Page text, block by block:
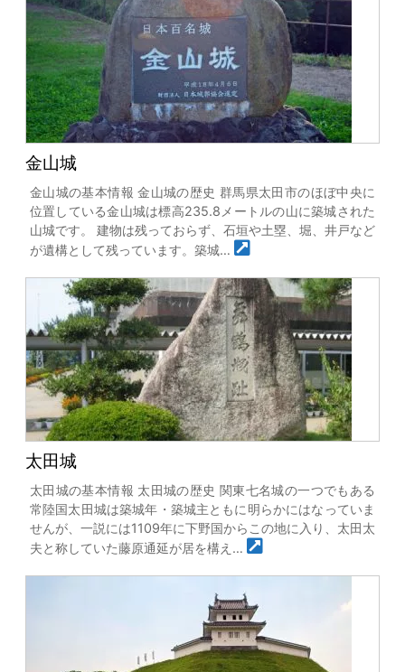
金山城
金山城の基本情報 金山城の歴史 群馬県太田市のほぼ中央に
位置している金山城は標高235.8メートルの山に築城された
山城です。 建物は残っておらず、石垣や土塁、堀、井戸など
が遺構として残っています。築城…
太田城
太田城の基本情報 太田城の歴史 関東七名城の一つでもある
常陸国太田城は築城年・築城主ともに明らかにはなっていま
せんが、一説には1109年に下野国からこの地に入り、太田太
夫と称していた藤原通延が居を構え…